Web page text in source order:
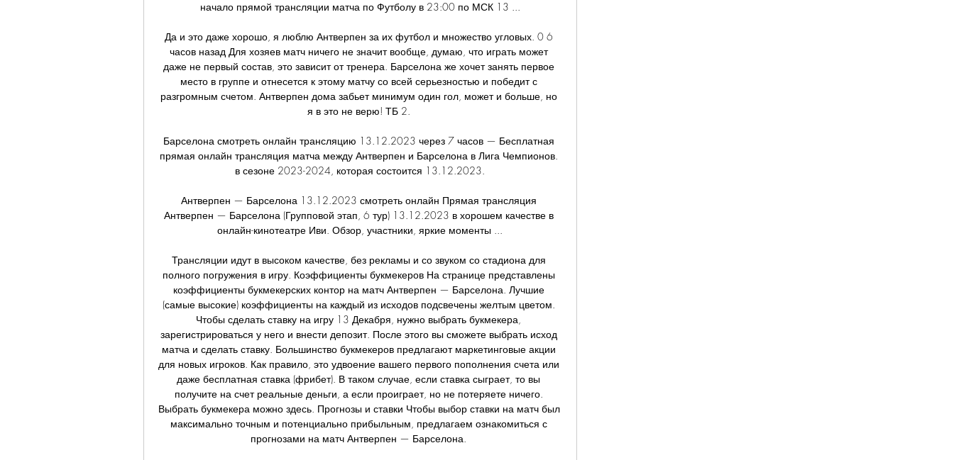
начало прямой трансляции матча по Футболу в 23:00 по МСК 13 ...
Да и это даже хорошо, я люблю Антверпен за их футбол и множество угловых. 0 6
часов назад Для хозяев матч ничего не значит вообще, думаю, что играть может
даже не первый состав, это зависит от тренера. Барселона же хочет занять первое
место в группе и отнесется к этому матчу со всей серьезностью и победит с
разгромным счетом. Антверпен дома забьет минимум один гол, может и больше, но
я в это не верю! ТБ 2.
Барселона смотреть онлайн трансляцию 13.12.2023 через 7 часов — Бесплатная
прямая онлайн трансляция матча между Антверпен и Барселона в Лига Чемпионов.
в сезоне 2023-2024, которая состоится 13.12.2023.
Антверпен — Барселона 13.12.2023 смотреть онлайн Прямая трансляция
Антверпен — Барселона (Групповой этап, 6 тур) 13.12.2023 в хорошем качестве в
онлайн-кинотеатре Иви. Обзор, участники, яркие моменты ...
Трансляции идут в высоком качестве, без рекламы и со звуком со стадиона для
полного погружения в игру. Коэффициенты букмекеров На странице представлены
коэффициенты букмекерских контор на матч Антверпен — Барселона. Лучшие
(самые высокие) коэффициенты на каждый из исходов подсвечены желтым цветом.
Чтобы сделать ставку на игру 13 Декабря, нужно выбрать букмекера,
зарегистрироваться у него и внести депозит. После этого вы сможете выбрать исход
матча и сделать ставку. Большинство букмекеров предлагают маркетинговые акции
для новых игроков. Как правило, это удвоение вашего первого пополнения счета или
даже бесплатная ставка (фрибет). В таком случае, если ставка сыграет, то вы
получите на счет реальные деньги, а если проиграет, но не потеряете ничего.
Выбрать букмекера можно здесь. Прогнозы и ставки Чтобы выбор ставки на матч был
максимально точным и потенциально прибыльным, предлагаем ознакомиться с
прогнозами на матч Антверпен — Барселона.